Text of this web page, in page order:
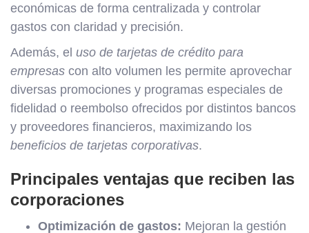
económicas de forma centralizada y controlar
gastos con claridad y precisión.
Además, el uso de tarjetas de crédito para
empresas con alto volumen les permite aprovechar
diversas promociones y programas especiales de
fidelidad o reembolso ofrecidos por distintos bancos
y proveedores financieros, maximizando los
beneficios de tarjetas corporativas.
Principales ventajas que reciben las
corporaciones
Optimización de gastos: Mejoran la gestión